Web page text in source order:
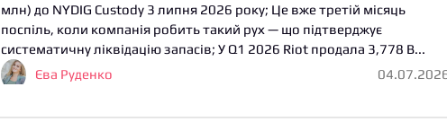
млн) до NYDIG Custody 3 липня 2026 року; Це вже третій місяць
поспіль, коли компанія робить такий рух — що підтверджує
систематичну ліквідацію запасів; У Q1 2026 Riot продала 3,778 B...
Єва Руденко